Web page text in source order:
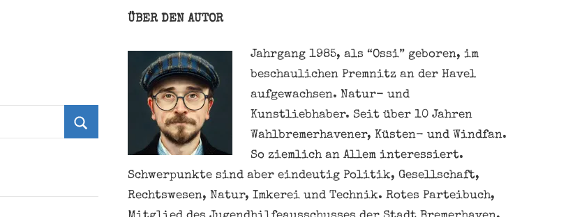
ÜBER DEN AUTOR
Jahrgang 1985, als “Ossi” geboren, im
beschaulichen Premnitz an der Havel
aufgewachsen. Natur- und
Kunstliebhaber. Seit über 10 Jahren
Wahlbremerhavener, Küsten- und Windfan.
So ziemlich an Allem interessiert.
Schwerpunkte sind aber eindeutig Politik, Gesellschaft,
Rechtswesen, Natur, Imkerei und Technik. Rotes Parteibuch,